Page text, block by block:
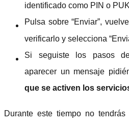
identificado como PIN o
Pulsa sobre “Enviar”,
verificarlo y selecciona
Si seguiste los pasos
aparecer un mensaje
que se activen los
Durante este tiempo no